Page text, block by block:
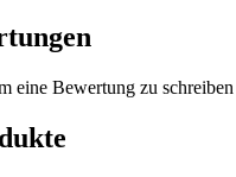
eine Bewertung zu schreiben